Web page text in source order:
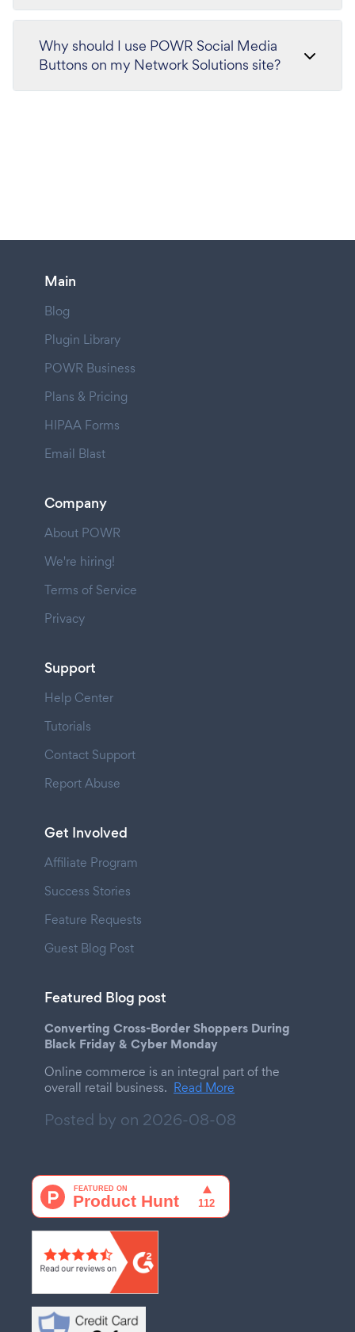
Why should I use POWR Social Media
Buttons on my Network Solutions site?
Main
Blog
Plugin Library
POWR Business
Plans & Pricing
HIPAA Forms
Email Blast
Company
About POWR
We're hiring!
Terms of Service
Privacy
Support
Help Center
Tutorials
Contact Support
Report Abuse
Get Involved
Affiliate Program
Success Stories
Feature Requests
Guest Blog Post
Featured Blog post
Converting Cross-Border Shoppers During
Black Friday & Cyber Monday
Online commerce is an integral part of the
overall retail business. Read More
Posted by on 2026-08-08